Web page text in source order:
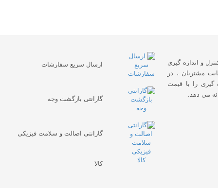
و اندازه گیری
مشتریان ، در
گیری را با قیمت
می دهد.
ارسال سریع سفارشات
گارانتی بازگشت وجه
گارانتی اصالت و سلامت فیزیکی
کالا